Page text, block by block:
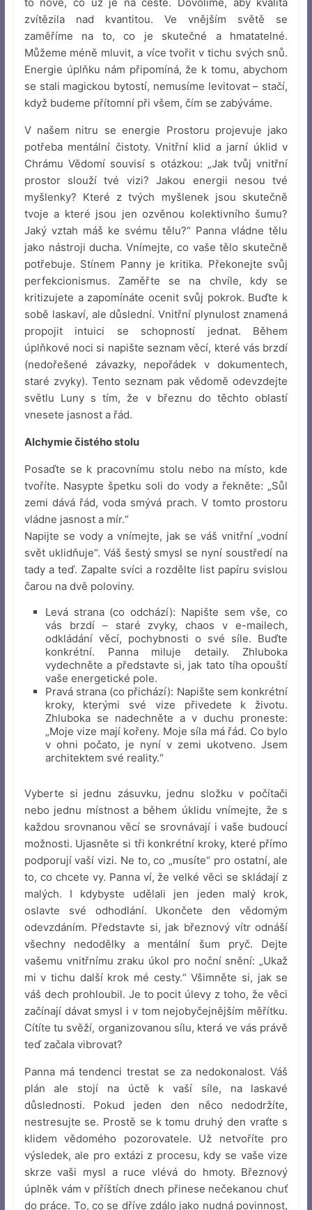
zvítězila nad kvantitou. Ve vnějším světě se
zaměříme na to, co je skutečné a hmatatelné.
Můžeme méně mluvit, a více tvořit v tichu svých snů.
Energie úplňku nám připomíná, že k tomu, abychom
se stali magickou bytostí, nemusíme levitovat – stačí,
když budeme přítomní při všem, čím se zabýváme.
V našem nitru se energie Prostoru projevuje jako
potřeba mentální čistoty. Vnitřní klid a jarní úklid v
Chrámu Vědomí souvisí s otázkou: „Jak tvůj vnitřní
prostor slouží tvé vizi? Jakou energii nesou tvé
myšlenky? Které z tvých myšlenek jsou skutečně
tvoje a které jsou jen ozvěnou kolektivního šumu?
Jaký vztah máš ke svému tělu?“ Panna vládne tělu
jako nástroji ducha. Vnímejte, co vaše tělo skutečně
potřebuje. Stínem Panny je kritika. Překonejte svůj
perfekcionismus. Zaměřte se na chvíle, kdy se
kritizujete a zapomínáte ocenit svůj pokrok. Buďte k
sobě laskaví, ale důslední. Vnitřní plynulost znamená
propojit intuici se schopností jednat. Během
úplňkové noci si napište seznam věcí, které vás brzdí
(nedořešené závazky, nepořádek v dokumentech,
staré zvyky). Tento seznam pak vědomě odevzdejte
světlu Luny s tím, že v březnu do těchto oblastí
vnesete jasnost a řád.
Alchymie čistého stolu
Posaďte se k pracovnímu stolu nebo na místo, kde
tvoříte. Nasypte špetku soli do vody a řekněte: „Sůl
zemi dává řád, voda smývá prach. V tomto prostoru
vládne jasnost a mír.“
Napijte se vody a vnímejte, jak se váš vnitřní „vodní
svět uklidňuje“. Váš šestý smysl se nyní soustředí na
tady a teď. Zapalte svíci a rozdělte list papíru svislou
čarou na dvě poloviny.
Levá strana (co odchází): Napište sem vše, co
vás brzdí – staré zvyky, chaos v e-mailech,
odkládání věcí, pochybnosti o své síle. Buďte
konkrétní. Panna miluje detaily. Zhluboka
vydechněte a představte si, jak tato tíha opouští
vaše energetické pole.
Pravá strana (co přichází): Napište sem konkrétní
kroky, kterými své vize přivedete k životu.
Zhluboka se nadechněte a v duchu proneste:
„Moje vize mají kořeny. Moje síla má řád. Co bylo
v ohni počato, je nyní v zemi ukotveno. Jsem
architektem své reality.“
Vyberte si jednu zásuvku, jednu složku v počítači
nebo jednu místnost a během úklidu vnímejte, že s
každou srovnanou věcí se srovnávají i vaše budoucí
možnosti. Ujasněte si tři konkrétní kroky, které přímo
podporují vaší vizi. Ne to, co „musíte“ pro ostatní, ale
to, co chcete vy. Panna ví, že velké věci se skládají z
malých. I kdybyste udělali jen jeden malý krok,
oslavte své odhodlání. Ukončete den vědomým
odevzdáním. Představte si, jak březnový vítr odnáší
všechny nedodělky a mentální šum pryč. Dejte
vašemu vnitřnímu zraku úkol pro noční snění: „Ukaž
mi v tichu další krok mé cesty.“ Všimněte si, jak se
váš dech prohloubil. Je to pocit úlevy z toho, že věci
začínají dávat smysl i v tom nejobyčejnějším měřítku.
Cítíte tu svěží, organizovanou sílu, která ve vás právě
teď začala vibrovat?
Panna má tendenci trestat se za nedokonalost. Váš
plán ale stojí na úctě k vaší síle, na laskavé
důslednosti. Pokud jeden den něco nedodržíte,
nestresujte se. Prostě se k tomu druhý den vraťte s
klidem vědomého pozorovatele. Už netvoříte pro
výsledek, ale pro extázi z procesu, kdy se vaše vize
skrze vaši mysl a ruce vlévá do hmoty. Březnový
úplněk vám v příštích dnech přinese nečekanou chuť
do práce. To, co se dříve zdálo jako nudná povinnost,